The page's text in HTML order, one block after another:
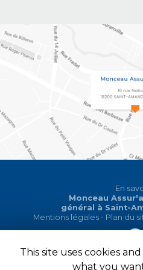
En
Monceau Assur'agence
Monceau
général
à Saint-
Mentions légales- Plan du
Création et
Demande
This site uses cookies
what you